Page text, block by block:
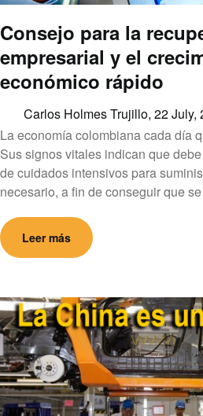
Consejo para la
empresarial y el
económico rápido
Carlos Holmes Trujillo, 22 July,
La economía colombiana cada día
Sus signos vitales indican que
de cuidados intensivos para
necesario, a fin de conseguir que
Leer más